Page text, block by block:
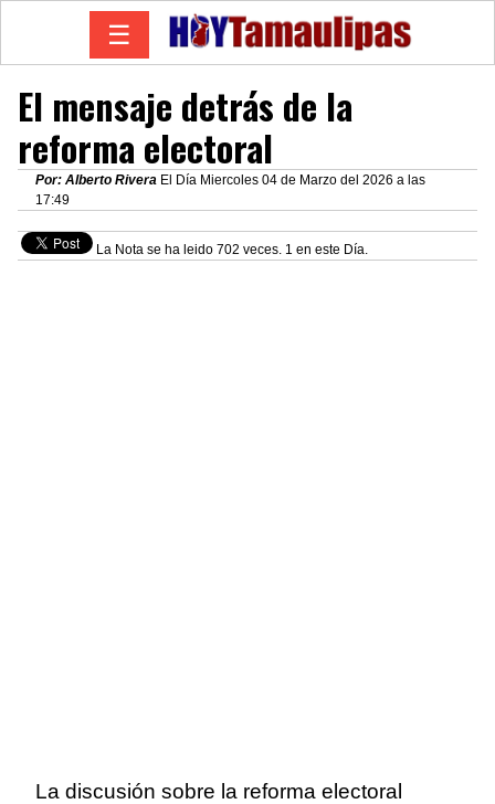
☰
El mensaje detrás de la
reforma electoral
Por: Alberto Rivera El Día Miercoles 04 de Marzo del 2026 a las
17:49
La Nota se ha leido 702 veces. 1 en este Día.
La discusión sobre la reforma electoral